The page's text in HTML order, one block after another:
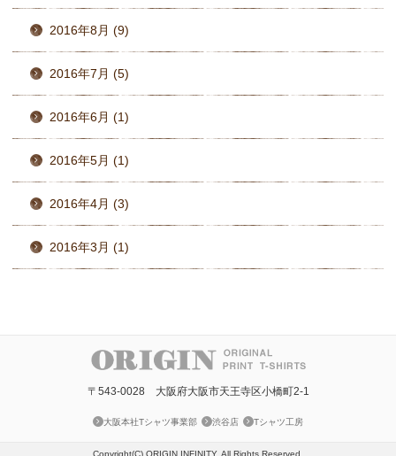
2016年8月 (9)
2016年7月 (5)
2016年6月 (1)
2016年5月 (1)
2016年4月 (3)
2016年3月 (1)
〒543-0028 大阪府大阪市天王寺区小橋町2-1
大阪本社Tシャツ事業部 渋谷店 Tシャツ工房
Copyright(C) ORIGIN.INFINITY. All Rights Reserved.